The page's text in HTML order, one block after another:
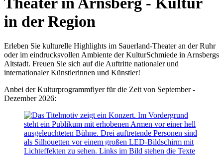
in der Region
Erleben Sie kulturelle Highlights im Sauerland-Theater an der Ruhr
oder im eindrucksvollen Ambiente der KulturSchmiede in Arnsbergs
Altstadt. Freuen Sie sich auf die Auftritte nationaler und
internationaler Künstlerinnen und Künstler!
Anbei der Kulturprogrammflyer für die Zeit von September -
Dezember 2026: